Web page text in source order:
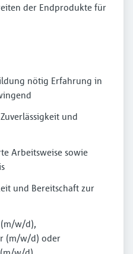
der Endprodukte für
nötig Erfahrung in
und
Arbeitsweise sowie
und Bereitschaft zur
w/d),
(m/w/d) oder